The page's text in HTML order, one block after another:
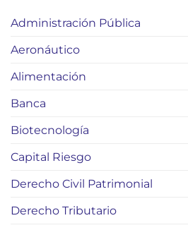
Administración Pública
Aeronáutico
Alimentación
Banca
Biotecnología
Capital Riesgo
Derecho Civil Patrimonial
Derecho Tributario